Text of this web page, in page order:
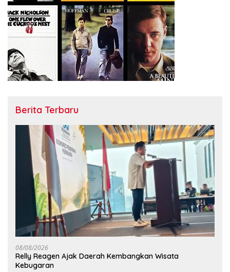
Berita Terbaru
08/08/2026
Relly Reagen Ajak Daerah Kembangkan Wisata
Kebugaran